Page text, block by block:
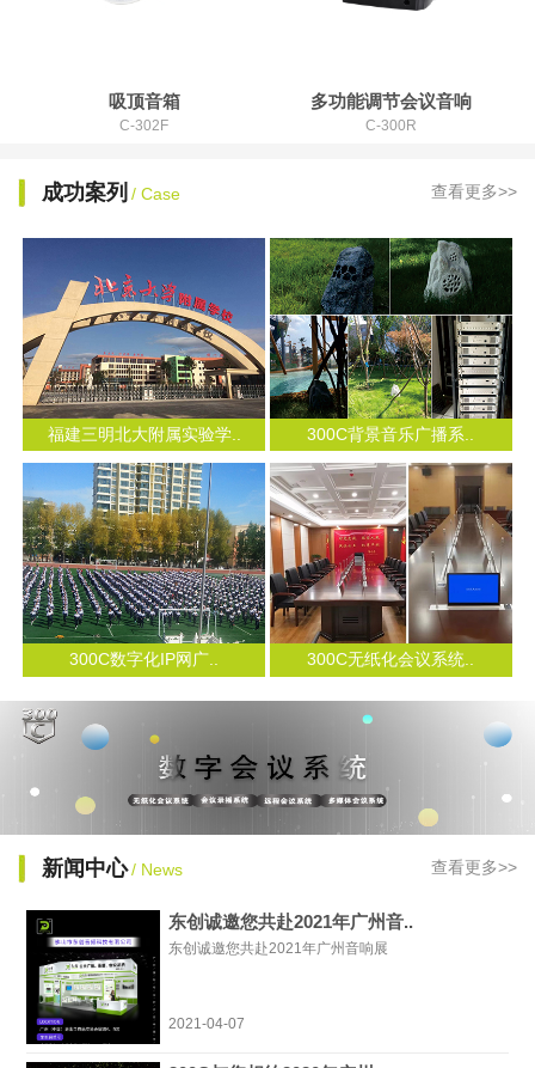
吸顶音箱
C-302F
多功能调节会议音响
C-300R
成功案列 / Case 查看更多>>
福建三明北大附属实验学.. 300C背景音乐广播系..
300C数字化IP网广.. 300C无纸化会议系统..
新闻中心 / News 查看更多>>
东创诚邀您共赴2021年广州音..
东创诚邀您共赴2021年广州音响展
2021-04-07